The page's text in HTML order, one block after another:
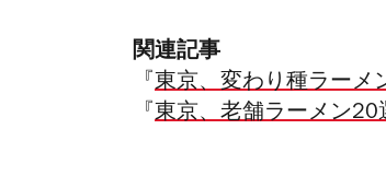
関連記事
『 東京、変わり種ラーメ
『 東京、老舗ラーメン20